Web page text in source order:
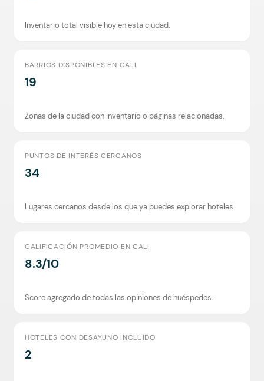
Inventario total visible hoy en esta ciudad.
BARRIOS DISPONIBLES EN CALI
19
Zonas de la ciudad con inventario o páginas relacionadas.
PUNTOS DE INTERÉS CERCANOS
34
Lugares cercanos desde los que ya puedes explorar hoteles.
CALIFICACIÓN PROMEDIO EN CALI
8.3/10
Score agregado de todas las opiniones de huéspedes.
HOTELES CON DESAYUNO INCLUIDO
2